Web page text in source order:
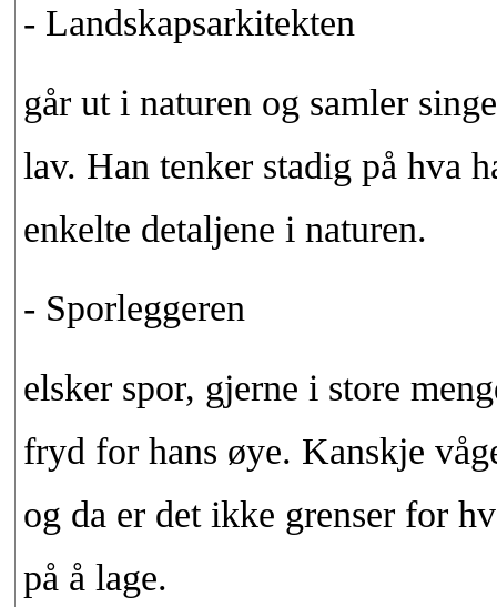
- Landskapsarkitekten
går ut i naturen og samler
lav. Han tenker stadig på hva
enkelte detaljene i naturen.
- Sporleggeren
elsker spor, gjerne i store
fryd for hans øye. Kanskje
og da er det ikke grenser for
på å lage.